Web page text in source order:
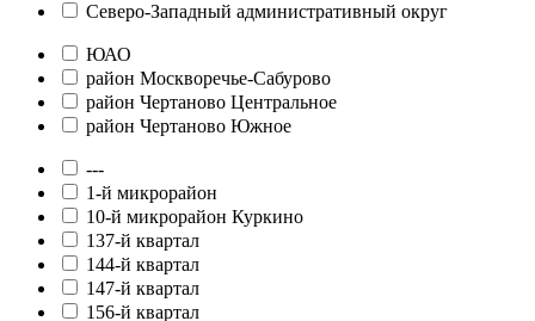
Северо-Западный административный округ
ЮАО
район Москворечье-Сабурово
район Чертаново Центральное
район Чертаново Южное
---
1-й микрорайон
10-й микрорайон Куркино
137-й квартал
144-й квартал
147-й квартал
156-й квартал